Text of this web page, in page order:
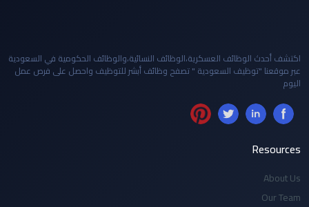
اكتشف أحدث الوظائف العسكرية،الوظائف النسائية،والوظائف الحكومية في السعودية
عبر موقعنا "توظيف السعودية " تصفح وظائف أبشر للتوظيف واحصل على فرص عمل
اليوم
Resources
About Us
Our Team